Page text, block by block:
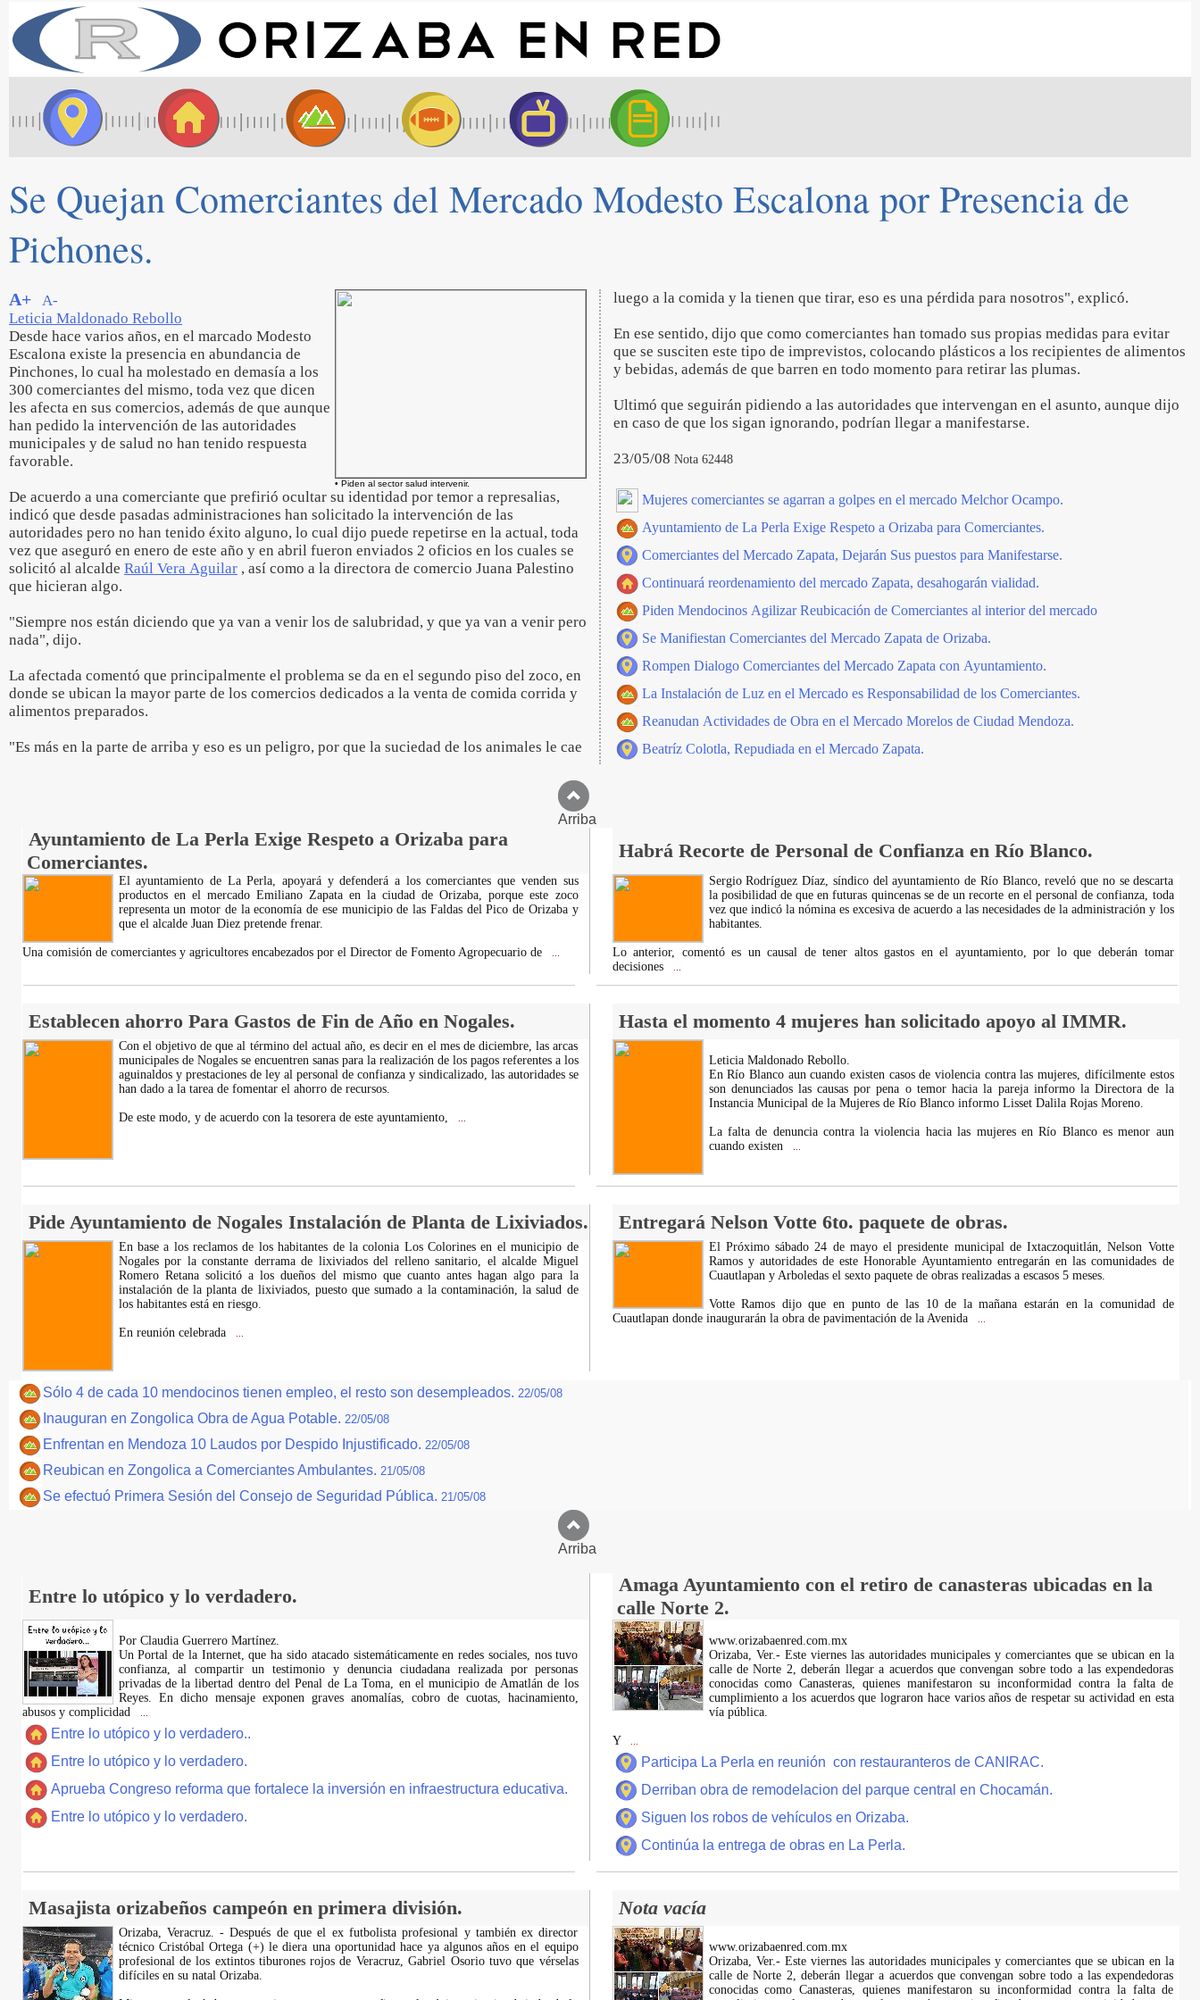
Se Quejan Comerciantes del Mercado Modesto Escalona por Presencia de
Pichones.
• Piden al sector salud intervenir.
A+
A-
Leticia Maldonado Rebollo
Desde hace varios años, en el marcado Modesto
Escalona existe la presencia en abundancia de
Pinchones, lo cual ha molestado en demasía a los
300 comerciantes del mismo, toda vez que dicen
les afecta en sus comercios, además de que aunque
han pedido la intervención de las autoridades
municipales y de salud no han tenido respuesta
favorable.
De acuerdo a una comerciante que prefirió ocultar su identidad por temor a represalias,
indicó que desde pasadas administraciones han solicitado la intervención de las
autoridades pero no han tenido éxito alguno, lo cual dijo puede repetirse en la actual, toda
vez que aseguró en enero de este año y en abril fueron enviados 2 oficios en los cuales se
solicitó al alcalde Raúl Vera Aguilar , así como a la directora de comercio Juana Palestino
que hicieran algo.
"Siempre nos están diciendo que ya van a venir los de salubridad, y que ya van a venir pero
nada", dijo.
La afectada comentó que principalmente el problema se da en el segundo piso del zoco, en
donde se ubican la mayor parte de los comercios dedicados a la venta de comida corrida y
alimentos preparados.
"Es más en la parte de arriba y eso es un peligro, por que la suciedad de los animales le cae
luego a la comida y la tienen que tirar, eso es una pérdida para nosotros", explicó.
En ese sentido, dijo que como comerciantes han tomado sus propias medidas para evitar
que se susciten este tipo de imprevistos, colocando plásticos a los recipientes de alimentos
y bebidas, además de que barren en todo momento para retirar las plumas.
Ultimó que seguirán pidiendo a las autoridades que intervengan en el asunto, aunque dijo
en caso de que los sigan ignorando, podrían llegar a manifestarse.
23/05/08 Nota 62448
Mujeres comerciantes se agarran a golpes en el mercado Melchor Ocampo.
Ayuntamiento de La Perla Exige Respeto a Orizaba para Comerciantes.
Comerciantes del Mercado Zapata, Dejarán Sus puestos para Manifestarse.
Continuará reordenamiento del mercado Zapata, desahogarán vialidad.
Piden Mendocinos Agilizar Reubicación de Comerciantes al interior del mercado
Se Manifiestan Comerciantes del Mercado Zapata de Orizaba.
Rompen Dialogo Comerciantes del Mercado Zapata con Ayuntamiento.
La Instalación de Luz en el Mercado es Responsabilidad de los Comerciantes.
Reanudan Actividades de Obra en el Mercado Morelos de Ciudad Mendoza.
Beatríz Colotla, Repudiada en el Mercado Zapata.
Arriba
Ayuntamiento de La Perla Exige Respeto a Orizaba para
Comerciantes.
Habrá Recorte de Personal de Confianza en Río Blanco.
El ayuntamiento de La Perla, apoyará y defenderá a los comerciantes que venden sus
productos en el mercado Emiliano Zapata en la ciudad de Orizaba, porque este zoco
representa un motor de la economía de ese municipio de las Faldas del Pico de Orizaba y
que el alcalde Juan Diez pretende frenar.
Una comisión de comerciantes y agricultores encabezados por el Director de Fomento Agropecuario de
Sergio Rodríguez Díaz, síndico del ayuntamiento de Río Blanco, reveló que no se descarta
la posibilidad de que en futuras quincenas se de un recorte en el personal de confianza, toda
vez que indicó la nómina es excesiva de acuerdo a las necesidades de la administración y los
habitantes.
Lo anterior, comentó es un causal de tener altos gastos en el ayuntamiento, por lo que deberán tomar
decisiones
Establecen ahorro Para Gastos de Fin de Año en Nogales. Hasta el momento 4 mujeres han solicitado apoyo al IMMR.
Con el objetivo de que al término del actual año, es decir en el mes de diciembre, las arcas
municipales de Nogales se encuentren sanas para la realización de los pagos referentes a los
aguinaldos y prestaciones de ley al personal de confianza y sindicalizado, las autoridades se
han dado a la tarea de fomentar el ahorro de recursos.
De este modo, y de acuerdo con la tesorera de este ayuntamiento,
Leticia Maldonado Rebollo.
En Río Blanco aun cuando existen casos de violencia contra las mujeres, difícilmente estos
son denunciados las causas por pena o temor hacia la pareja informo la Directora de la
Instancia Municipal de la Mujeres de Río Blanco informo Lisset Dalila Rojas Moreno.
La falta de denuncia contra la violencia hacia las mujeres en Río Blanco es menor aun
cuando existen
Pide Ayuntamiento de Nogales Instalación de Planta de Lixiviados. Entregará Nelson Votte 6to. paquete de obras.
En base a los reclamos de los habitantes de la colonia Los Colorines en el municipio de
Nogales por la constante derrama de lixiviados del relleno sanitario, el alcalde Miguel
Romero Retana solicitó a los dueños del mismo que cuanto antes hagan algo para la
instalación de la planta de lixiviados, puesto que sumado a la contaminación, la salud de
los habitantes está en riesgo.
En reunión celebrada
El Próximo sábado 24 de mayo el presidente municipal de Ixtaczoquitlán, Nelson Votte
Ramos y autoridades de este Honorable Ayuntamiento entregarán en las comunidades de
Cuautlapan y Arboledas el sexto paquete de obras realizadas a escasos 5 meses.
Votte Ramos dijo que en punto de las 10 de la mañana estarán en la comunidad de
Cuautlapan donde inaugurarán la obra de pavimentación de la Avenida
Sólo 4 de cada 10 mendocinos tienen empleo, el resto son desempleados. 22/05/08
Inauguran en Zongolica Obra de Agua Potable. 22/05/08
Enfrentan en Mendoza 10 Laudos por Despido Injustificado. 22/05/08
Reubican en Zongolica a Comerciantes Ambulantes. 21/05/08
Se efectuó Primera Sesión del Consejo de Seguridad Pública. 21/05/08
Arriba
Entre lo utópico y lo verdadero.
Amaga Ayuntamiento con el retiro de canasteras ubicadas en la
calle Norte 2.
Por Claudia Guerrero Martínez.
​Un Portal de la Internet, que ha sido atacado sistemáticamente en redes sociales, nos tuvo
confianza, al compartir un testimonio y denuncia ciudadana realizada por personas
privadas de la libertad dentro del Penal de La Toma, en el municipio de Amatlán de los
Reyes. En dicho mensaje exponen graves anomalías, cobro de cuotas, hacinamiento,
abusos y complicidad
Entre lo utópico y lo verdadero..
Entre lo utópico y lo verdadero.
Aprueba Congreso reforma que fortalece la inversión en infraestructura educativa.
Entre lo utópico y lo verdadero.
www.orizabaenred.com.mx
Orizaba, Ver.- Este viernes las autoridades municipales y comerciantes que se ubican en la
calle de Norte 2, deberán llegar a acuerdos que convengan sobre todo a las expendedoras
conocidas como Canasteras, quienes manifestaron su inconformidad contra la falta de
cumplimiento a los acuerdos que lograron hace varios años de respetar su actividad en esta
vía pública.
Y
Participa La Perla en reunión con restauranteros de CANIRAC.
Derriban obra de remodelacion del parque central en Chocamán.
Siguen los robos de vehículos en Orizaba.
Continúa la entrega de obras en La Perla.
Masajista orizabeños campeón en primera división. Nota vacía
Orizaba, Veracruz. - Después de que el ex futbolista profesional y también ex director
técnico Cristóbal Ortega (+) le diera una oportunidad hace ya algunos años en el equipo
profesional de los extintos tiburones rojos de Veracruz, Gabriel Osorio tuvo que vérselas
difíciles en su natal Orizaba.
www.orizabaenred.com.mx
Orizaba, Ver.- Este viernes las autoridades municipales y comerciantes que se ubican en la
calle de Norte 2, deberán llegar a acuerdos que convengan sobre todo a las expendedoras
conocidas como Canasteras, quienes manifestaron su inconformidad contra la falta de